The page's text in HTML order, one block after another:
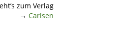
zum Verlag
→ Carlsen